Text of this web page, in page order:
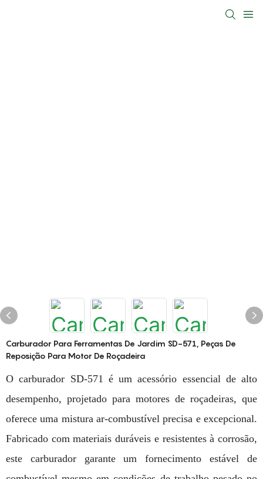
Carburador Para Ferramentas De Jardim SD-571, Peças De
Reposição Para Motor De Roçadeira
O carburador SD-571 é um acessório essencial de alto
desempenho, projetado para motores de roçadeiras, que
oferece uma mistura ar-combustível precisa e excepcional.
Fabricado com materiais duráveis ​​e resistentes à corrosão,
este carburador garante um fornecimento estável de